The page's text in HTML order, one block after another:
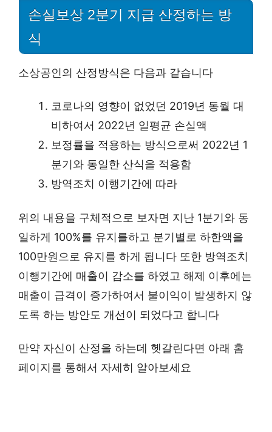
손실보상 2분기 지급 산정하는 방
식
소상공인의 산정방식은 다음과 같습니다
코로나의 영향이 없었던 2019년 동월 대
비하여서 2022년 일평균 손실액
보정률을 적용하는 방식으로써 2022년 1
분기와 동일한 산식을 적용함
방역조치 이행기간에 따라
위의 내용을 구체적으로 보자면 지난 1분기와 동
일하게 100%를 유지를하고 분기별로 하한액을
100만원으로 유지를 하게 됩니다 또한 방역조치
이행기간에 매출이 감소를 하였고 해제 이후에는
매출이 급격이 증가하여서 불이익이 발생하지 않
도록 하는 방안도 개선이 되었다고 합니다
만약 자신이 산정을 하는데 헷갈린다면 아래 홈
페이지를 통해서 자세히 알아보세요